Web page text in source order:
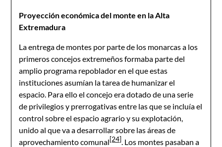
Proyección económica del monte en la Alta
Extremadura
La entrega de montes por parte de los monarcas a los
primeros concejos extremeños formaba parte del
amplio programa repoblador en el que estas
instituciones asumían la tarea de humanizar el
espacio. Para ello el concejo era dotado de una serie
de privilegios y prerrogativas entre las que se incluía el
control sobre el espacio agrario y su explotación,
unido al que va a desarrollar sobre las áreas de
aprovechamiento comunal[24]. Los montes pasaban a